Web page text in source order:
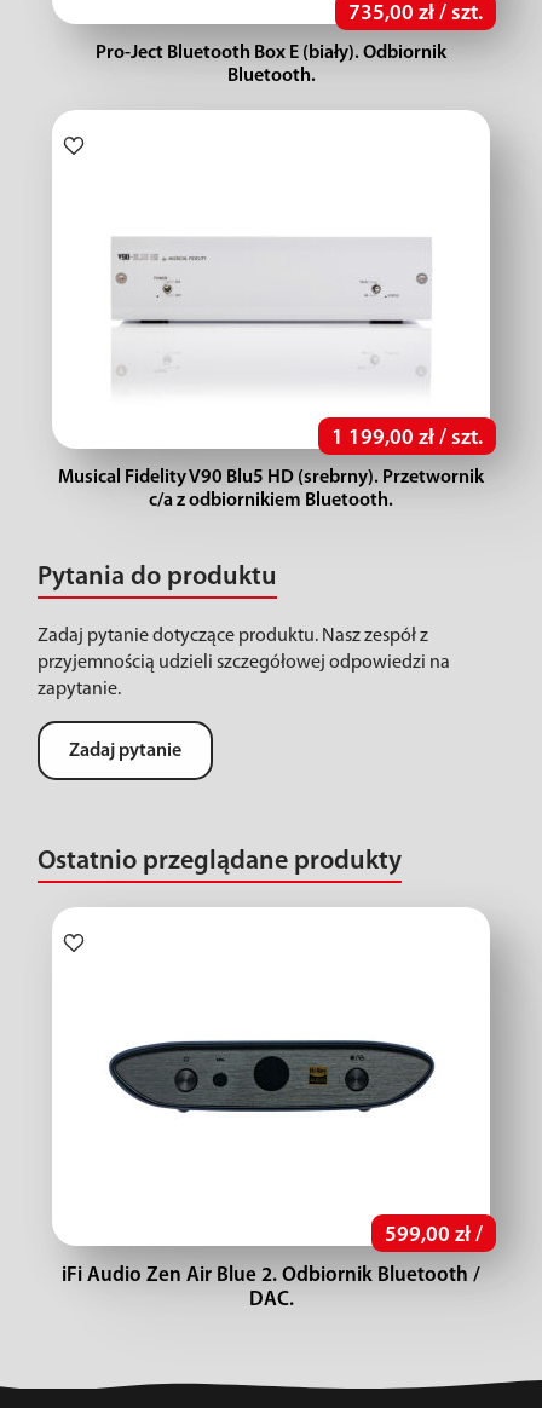
735,00 zł / szt.
Pro-Ject Bluetooth Box E (biały). Odbiornik
Bluetooth.
1 199,00 zł / szt.
Musical Fidelity V90 Blu5 HD (srebrny). Przetwornik
c/a z odbiornikiem Bluetooth.
Pytania do produktu
Zadaj pytanie dotyczące produktu. Nasz zespół z
przyjemnością udzieli szczegółowej odpowiedzi na
zapytanie.
Zadaj pytanie
Ostatnio przeglądane produkty
599,00 zł /
iFi Audio Zen Air Blue 2. Odbiornik Bluetooth /
DAC.